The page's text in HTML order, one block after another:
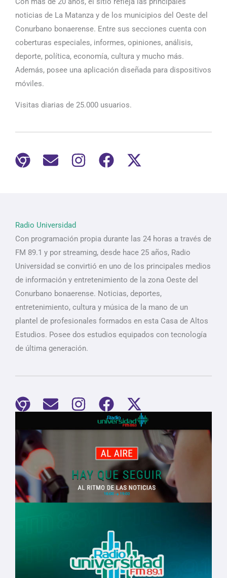
noticias de La Matanza y de los municipios del Oeste del
Conurbano bonaerense. Entre sus secciones cuenta con
coberturas especiales, informes, opiniones, análisis,
deporte, política, economía, cultura y mucho más.
Además, posee una aplicación diseñada para dispositivos
móviles.
Visitas diarias de 25.000 usuarios.
Radio Universidad
Con programación propia durante las 24 horas a través de
FM 89.1 y por streaming, desde hace 25 años, Radio
Universidad se convirtió en uno de los principales medios
de información y entretenimiento de la zona Oeste del
Conurbano bonaerense. Noticias, deportes,
entretenimiento, cultura y música de la mano de un
plantel de profesionales formados en esta Casa de Altos
Estudios. Posee dos estudios equipados con tecnología
de última generación.